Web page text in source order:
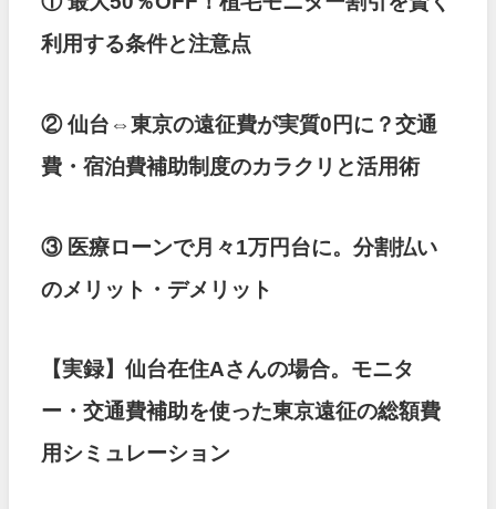
利用する条件と注意点
② 仙台⇔東京の遠征費が実質0円に？交通
費・宿泊費補助制度のカラクリと活用術
③ 医療ローンで月々1万円台に。分割払い
のメリット・デメリット
【実録】仙台在住Aさんの場合。モニタ
ー・交通費補助を使った東京遠征の総額費
用シミュレーション